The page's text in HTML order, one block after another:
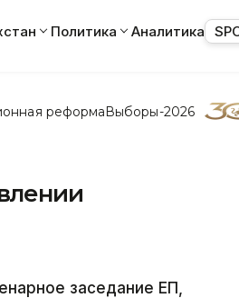
Политика Аналитика
реформаВыборы-2026
заседание ЕП,